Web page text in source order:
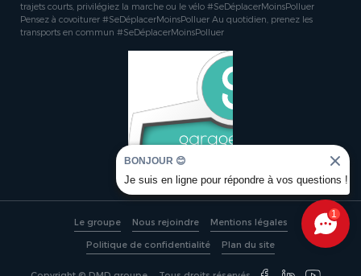
trajets courts, privilégiez la marche ou le vélo #SeDéplacerMoinsPolluer
Pensez à covoiturer #SeDéplacerMoinsPolluer Au quotidien, prenez les
transports en commun #SeDéplacerMoinsPolluer
Le groupe Nous rejoindre Mentions légales
Politique de confidentialité Plan du site
1
BONJOUR 😊
Je suis en ligne pour répondre à vos questions !